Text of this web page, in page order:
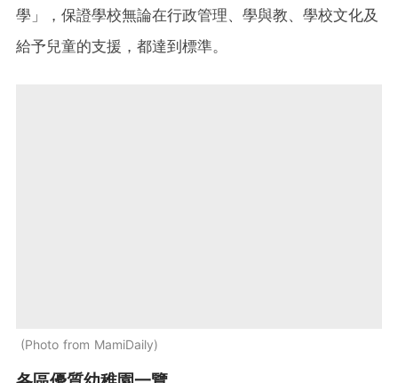
學」，保證學校無論在行政管理、學與教、學校文化及
給予兒童的支援，都達到標準。
Photo from MamiDaily